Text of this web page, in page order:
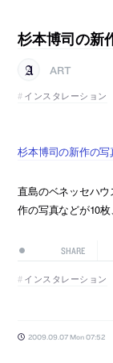
杉本博司の新
ART
インスタレーション
杉本博司の新作の写
直島のベネッセハ
作の写真などが10枚
SHARE
インスタレーション
2009.09.07 Mon 07:52